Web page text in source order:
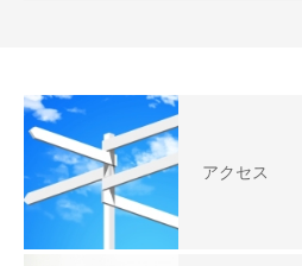
アクセス